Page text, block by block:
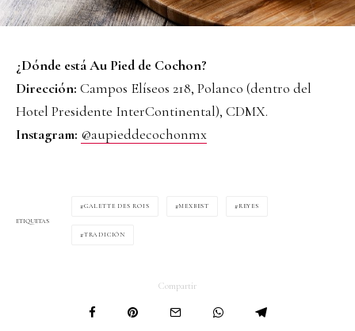
¿Dónde está Au Pied de Cochon?
Dirección: Campos Elíseos 218, Polanco (dentro del
Hotel Presidente InterContinental), CDMX.
Instagram: @aupieddecochonmx
ETIQUETAS
GALETTE DES ROIS MEXBEST REYES
TRADICIÓN
Compartir